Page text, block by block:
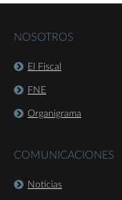
NOSOTROS
El Fiscal
FNE
Organigrama
COMUNICACIONES
Noticias